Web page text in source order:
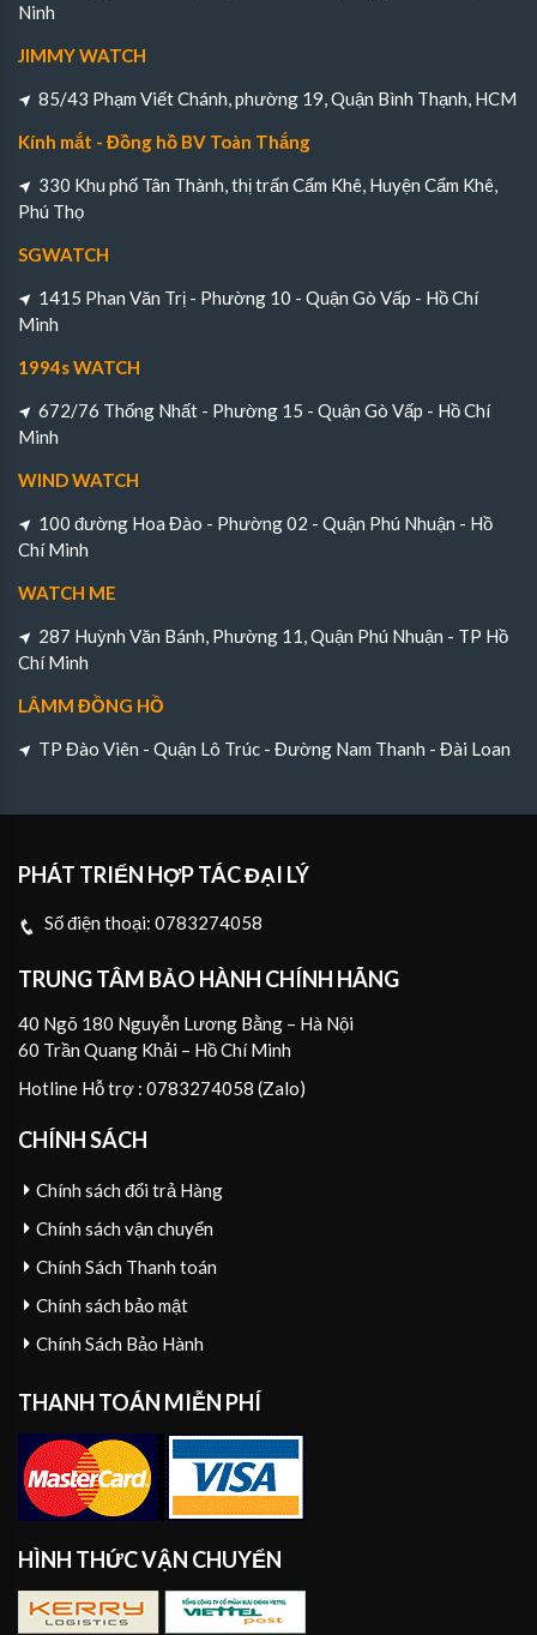
Ninh
JIMMY WATCH
85/43 Phạm Viết Chánh, phường 19, Quận Bình Thạnh, HCM
Kính mắt - Đồng hồ BV Toàn Thắng
330 Khu phố Tân Thành, thị trấn Cẩm Khê, Huyện Cẩm Khê,
Phú Thọ
SGWATCH
1415 Phan Văn Trị - Phường 10 - Quận Gò Vấp - Hồ Chí
Minh
1994s WATCH
672/76 Thống Nhất - Phường 15 - Quận Gò Vấp - Hồ Chí
Minh
WIND WATCH
100 đường Hoa Đào - Phường 02 - Quận Phú Nhuận - Hồ
Chí Minh
WATCH ME
287 Huỳnh Văn Bánh, Phường 11, Quận Phú Nhuận - TP Hồ
Chí Minh
LÂMM ĐỒNG HỒ
TP Đào Viên - Quận Lô Trúc - Đường Nam Thanh - Đài Loan
PHÁT TRIỂN HỢP TÁC ĐẠI LÝ
Số điện thoại: 0783274058
TRUNG TÂM BẢO HÀNH CHÍNH HÃNG
40 Ngõ 180 Nguyễn Lương Bằng – Hà Nội
60 Trần Quang Khải – Hồ Chí Minh
Hotline Hỗ trợ : 0783274058 (Zalo)
CHÍNH SÁCH
Chính sách đổi trả Hàng
Chính sách vận chuyển
Chính Sách Thanh toán
Chính sách bảo mật
Chính Sách Bảo Hành
THANH TOÁN MIỄN PHÍ
HÌNH THỨC VẬN CHUYỂN